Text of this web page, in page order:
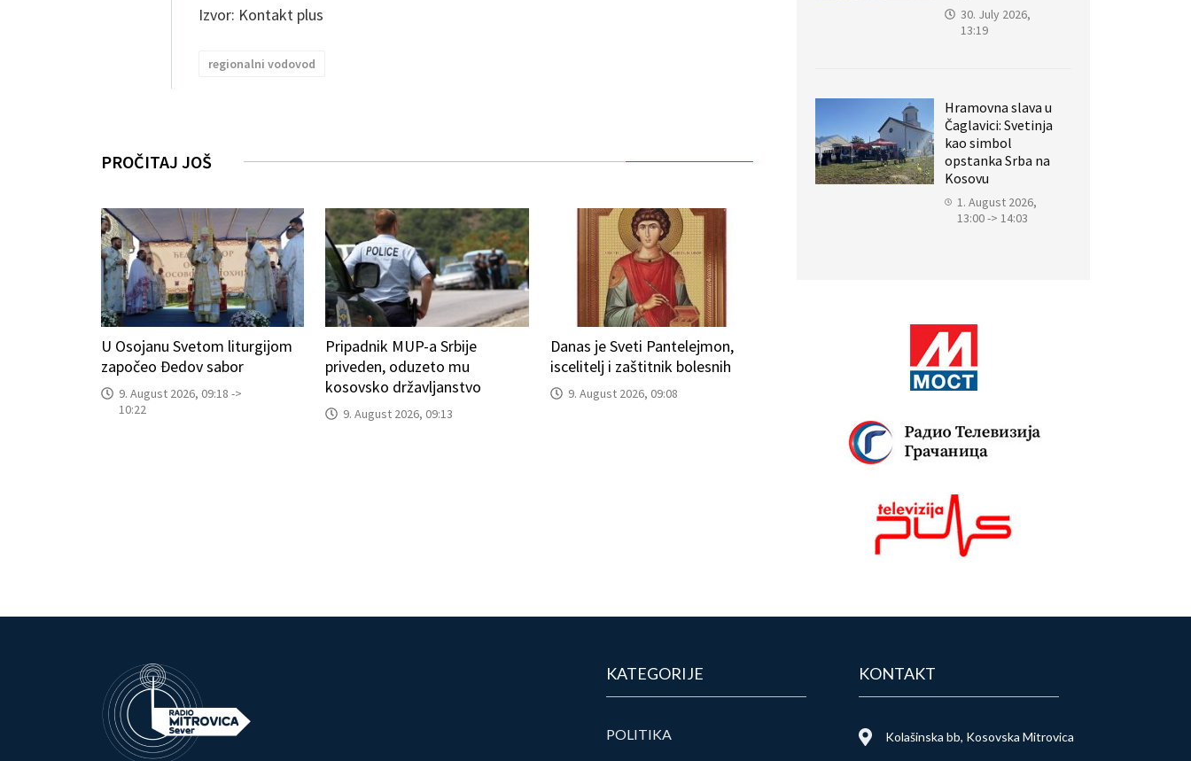
Izvor: Kontakt plus
regionalni vodovod
PROČITAJ JOŠ
U Osojanu Svetom liturgijom
započeo Đedov sabor
9. August 2026, 09:18 ->
10:22
Pripadnik MUP-a Srbije
priveden, oduzeto mu
kosovsko državljanstvo
9. August 2026, 09:13
Danas je Sveti Pantelejmon,
iscelitelj i zaštitnik bolesnih
9. August 2026, 09:08
30. July 2026,
13:19
Hramovna slava u
Čaglavici: Svetinja
kao simbol
opstanka Srba na
Kosovu
1. August 2026,
13:00 -> 14:03
KATEGORIJE
POLITIKA
KONTAKT
Kolašinska bb, Kosovska Mitrovica